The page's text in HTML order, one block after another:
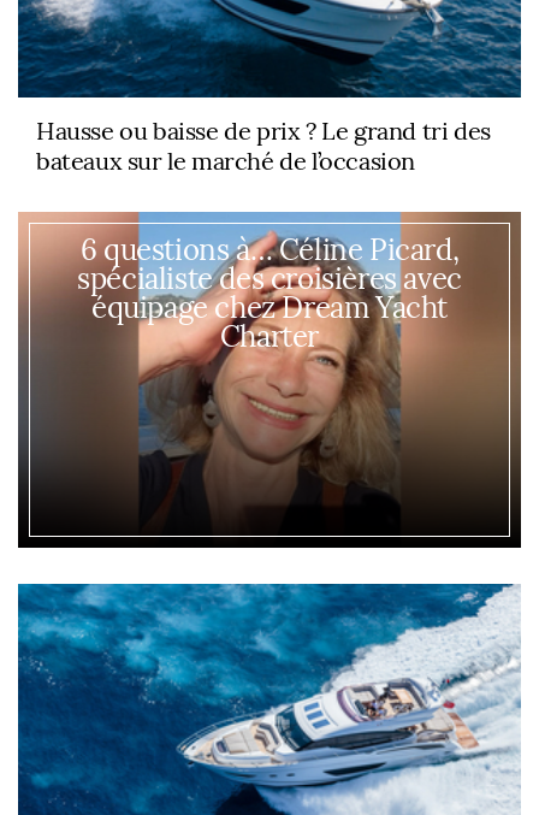
Hausse ou baisse de prix ? Le grand tri des
bateaux sur le marché de l’occasion
6 questions à… Céline Picard,
spécialiste des croisières avec
équipage chez Dream Yacht
Charter